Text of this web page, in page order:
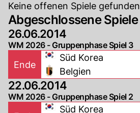
Keine offenen Spiele gefunden
Abgeschlossene Spiele
26.06.2014
WM 2026 - Gruppenphase Spiel 3
Ende
Süd Korea
Belgien
22.06.2014
WM 2026 - Gruppenphase Spiel 2
Süd Korea